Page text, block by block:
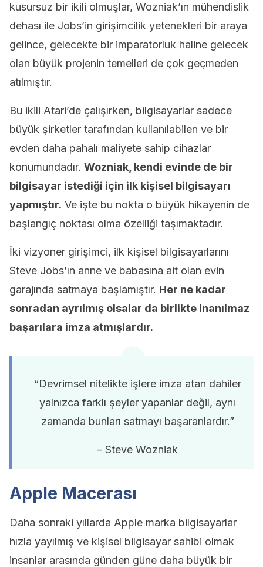
kusursuz bir ikili olmuşlar, Wozniak’ın mühendislik
dehası ile Jobs’in girişimcilik yetenekleri bir araya
gelince, gelecekte bir imparatorluk haline gelecek
olan büyük projenin temelleri de çok geçmeden
atılmıştır.
Bu ikili Atari’de çalışırken, bilgisayarlar sadece
büyük şirketler tarafından kullanılabilen ve bir
evden daha pahalı maliyete sahip cihazlar
konumundadır. Wozniak, kendi evinde de bir
bilgisayar istediği için ilk kişisel bilgisayarı
yapmıştır. Ve işte bu nokta o büyük hikayenin de
başlangıç noktası olma özelliği taşımaktadır.
İki vizyoner girişimci, ilk kişisel bilgisayarlarını
Steve Jobs’ın anne ve babasına ait olan evin
garajında satmaya başlamıştır. Her ne kadar
sonradan ayrılmış olsalar da birlikte inanılmaz
başarılara imza atmışlardır.
“Devrimsel nitelikte işlere imza atan dahiler
yalnızca farklı şeyler yapanlar değil, aynı
zamanda bunları satmayı başaranlardır.”
– Steve Wozniak
Apple Macerası
Daha sonraki yıllarda Apple marka bilgisayarlar
hızla yayılmış ve kişisel bilgisayar sahibi olmak
insanlar arasında günden güne daha büyük bir